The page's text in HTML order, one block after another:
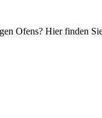
Ofens? Hier finden